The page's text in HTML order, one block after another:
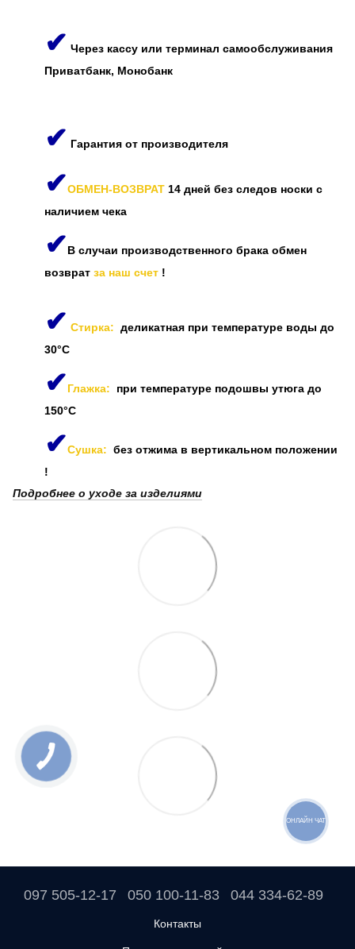
✔ Через кассу или терминал самообслуживания
Приватбанк, Монобанк
✔ Гарантия от производителя
✔ОБМЕН-ВОЗВРАТ 14 дней без следов носки с
наличием чека
✔В случаи производственного брака обмен
возврат за наш счет !
✔ Стирка: деликатная при температуре воды до
30°C
✔Глажка: при температуре подошвы утюга до
150°C
✔Сушка: без отжима в вертикальном положении
!
Подробнее о уходе за изделиями
097 505-12-17 050 100-11-83 044 334-62-89
Контакты
ОНЛАЙН ЧАТ